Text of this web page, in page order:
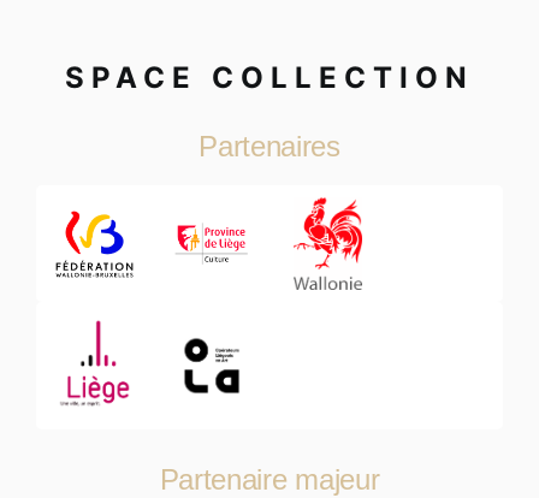
SPACE COLLECTION
Partenaires
Partenaire majeur